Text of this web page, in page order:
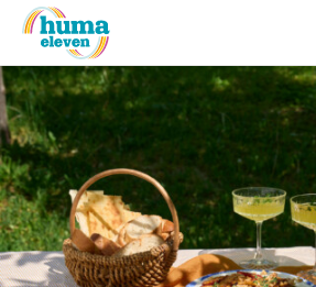
Montag
MONTAG
Dienstag
DIENSTAG
Mittwoch
MITTWOCH
Donnerstag
DONNERSTAG